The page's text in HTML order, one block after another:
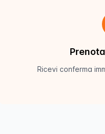
Ricevi conferma